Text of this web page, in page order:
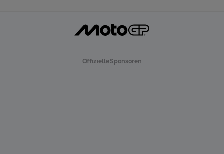
Offizielle Sponsoren